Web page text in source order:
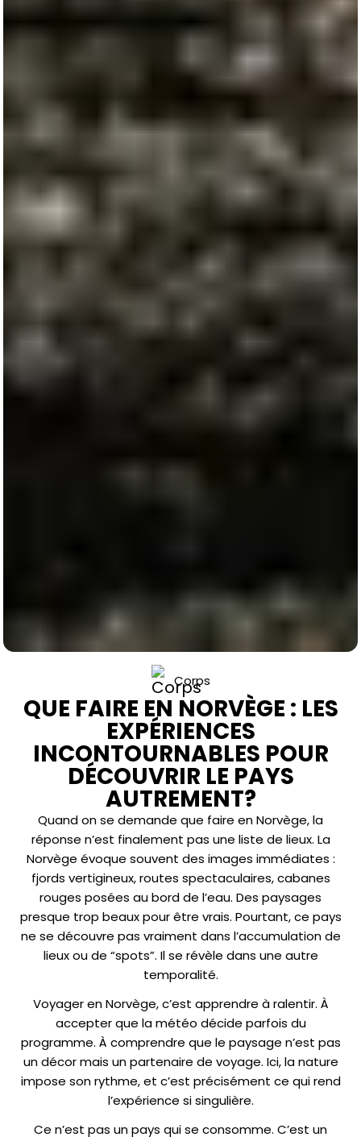
Corps
QUE FAIRE EN NORVÈGE : LES
EXPÉRIENCES
INCONTOURNABLES POUR
DÉCOUVRIR LE PAYS
AUTREMENT?
Quand on se demande que faire en Norvège, la
réponse n’est finalement pas une liste de lieux. La
Norvège évoque souvent des images immédiates :
fjords vertigineux, routes spectaculaires, cabanes
rouges posées au bord de l’eau. Des paysages
presque trop beaux pour être vrais. Pourtant, ce pays
ne se découvre pas vraiment dans l’accumulation de
lieux ou de “spots”. Il se révèle dans une autre
temporalité.
Voyager en Norvège, c’est apprendre à ralentir. À
accepter que la météo décide parfois du
programme. À comprendre que le paysage n’est pas
un décor mais un partenaire de voyage. Ici, la nature
impose son rythme, et c’est précisément ce qui rend
l’expérience si singulière.
Ce n’est pas un pays qui se consomme. C’est un